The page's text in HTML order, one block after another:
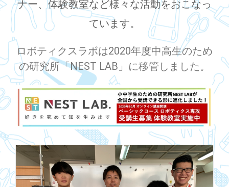
ナー、体験教室など様々な活動をおこなっ
ています。
ロボティクスラボは2020年度中高生のため
の研究所「NEST LAB」に移管しました。